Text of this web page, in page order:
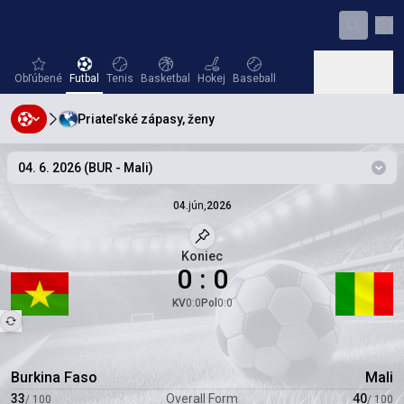
favorites
Obľúbené Futbal
Futbal Tenis
Tenis Basketbal
Basketbal Hokej
Hokej Baseball
Baseball
Hádzaná
Hádzaná Volejbal
Volejbal
Priateľské zápasy, ženy
04. 6. 2026 (BUR - Mali)
04.jún,2026
Burkina Faso Mali
Označený zápas
Koniec
0 : 0
KV0:0 Pol 0:0
33/ 100 Overall Form 40/ 100